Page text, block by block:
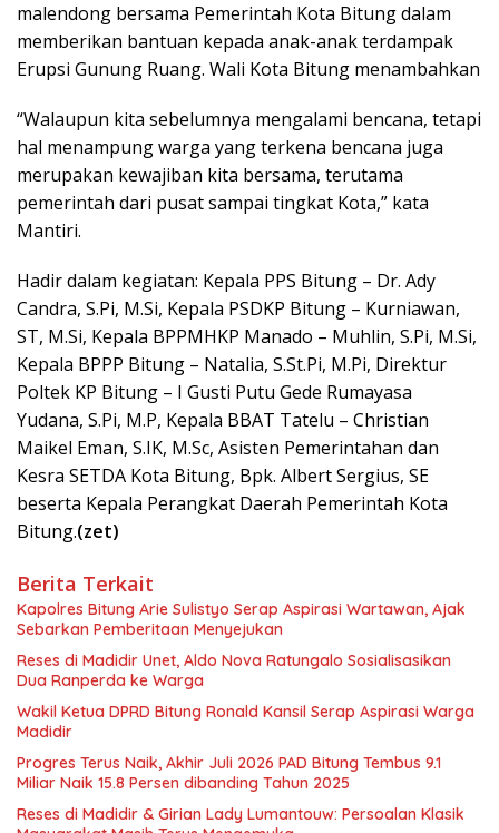
malendong bersama Pemerintah Kota Bitung dalam
memberikan bantuan kepada anak-anak terdampak
Erupsi Gunung Ruang. Wali Kota Bitung menambahkan
“Walaupun kita sebelumnya mengalami bencana, tetapi
hal menampung warga yang terkena bencana juga
merupakan kewajiban kita bersama, terutama
pemerintah dari pusat sampai tingkat Kota,” kata
Mantiri.
Hadir dalam kegiatan: Kepala PPS Bitung – Dr. Ady
Candra, S.Pi, M.Si, Kepala PSDKP Bitung – Kurniawan,
ST, M.Si, Kepala BPPMHKP Manado – Muhlin, S.Pi, M.Si,
Kepala BPPP Bitung – Natalia, S.St.Pi, M.Pi, Direktur
Poltek KP Bitung – I Gusti Putu Gede Rumayasa
Yudana, S.Pi, M.P, Kepala BBAT Tatelu – Christian
Maikel Eman, S.IK, M.Sc, Asisten Pemerintahan dan
Kesra SETDA Kota Bitung, Bpk. Albert Sergius, SE
beserta Kepala Perangkat Daerah Pemerintah Kota
Bitung.(zet)
Berita Terkait
Kapolres Bitung Arie Sulistyo Serap Aspirasi Wartawan, Ajak
Sebarkan Pemberitaan Menyejukan
Reses di Madidir Unet, Aldo Nova Ratungalo Sosialisasikan
Dua Ranperda ke Warga
Wakil Ketua DPRD Bitung Ronald Kansil Serap Aspirasi Warga
Madidir
Progres Terus Naik, Akhir Juli 2026 PAD Bitung Tembus 9.1
Miliar Naik 15.8 Persen dibanding Tahun 2025
Reses di Madidir & Girian Lady Lumantouw: Persoalan Klasik